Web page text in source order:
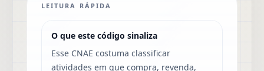
LEITURA RÁPIDA
O que este código sinaliza
Esse CNAE costuma classificar
atividades em que compra, revenda,